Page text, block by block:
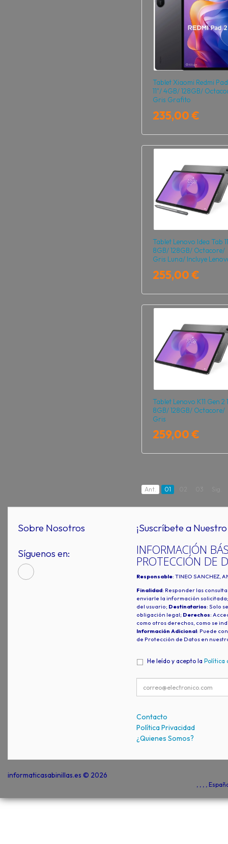
Tablet Xiaomi Redmi
11"/ 4GB/ 128GB/
Gris Grafito
235,00 €
Tablet Lenovo Idea Tab
8GB/ 128GB/ Octacore/
Gris Luna/ Incluye
255,00 €
Tablet Lenovo K11 Gen 2
8GB/ 128GB/ Octacore/
Gris
259,00 €
Ant. 01 03
Sobre Nosotros
Síguenos en:
¡Suscríbete a
INFORMACIÓN
PROTECCIÓN DE
Responsable: TINEO SANCHEZ,
Finalidad: Responder las
enviarle la información
del usuario; Destinatarios: Solo
obligación legal; Derechos:
como otros derechos, como se
Información Adicional: Puede
de Protección de Datos en
He leído y acepto la Política
Contacto
Política Privacidad
¿Quienes Somos?
informaticasabinillas.es © 2026
, , , ,